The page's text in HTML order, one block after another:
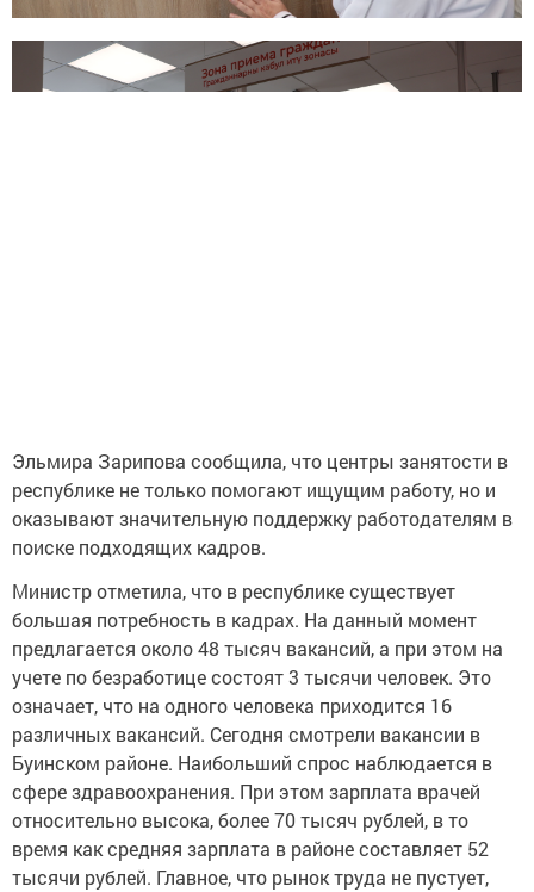
Эльмира Зарипова сообщила, что центры занятости в
республике не только помогают ищущим работу, но и
оказывают значительную поддержку работодателям в
поиске подходящих кадров.
Министр отметила, что в республике существует
большая потребность в кадрах. На данный момент
предлагается около 48 тысяч вакансий, а при этом на
учете по безработице состоят 3 тысячи человек. Это
означает, что на одного человека приходится 16
различных вакансий. Сегодня смотрели вакансии в
Буинском районе. Наибольший спрос наблюдается в
сфере здравоохранения. При этом зарплата врачей
относительно высока, более 70 тысяч рублей, в то
время как средняя зарплата в районе составляет 52
тысячи рублей. Главное, что рынок труда не пустует,